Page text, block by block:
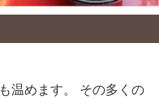
温めます。 その多くの